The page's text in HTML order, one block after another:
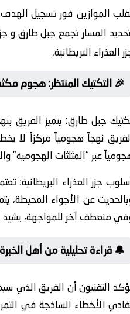
الموازين فور تسجيل
المسار تجمع جبل طارق و
العذراء البريطانية.
🎉 التكتيك المنتظر: هجوم
جبل طارق: يتميز الفريق
نهجاً هجومياً مركزاً لا
عبر “المثلثات
جزر العذراء البريطانية:
عن الأجواء المحيطة،
منعطف آخر للمواجهة، يشيد
🔔 قراءة تحليلية من أهل
التقنيون أن الفريق الذي
الأخطاء الساذجة في